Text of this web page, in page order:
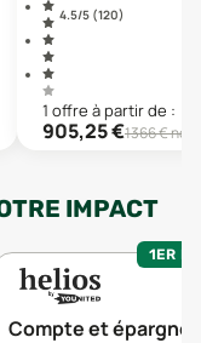
4.5/5 (120)
1 offre à partir de :
905,25€1366€ neuf
IMPACT
1ER
Compte et épargne